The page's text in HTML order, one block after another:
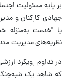
بر پایه مسئولیت
جهادی کارکنان و
یا "خدمت به‌منزله
نظریه‌های مدیریت
که شاهد یک